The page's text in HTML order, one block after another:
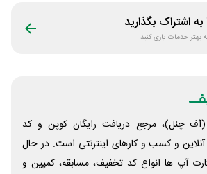
اشتراک بگذارید
بهتر خدمات یاری کنید
چنل)، مرجع دریافت رایگان کوپن و کد
و کسب و‌ کارهای اینترنتی است. در حال
آپ ها انواع کد تخفیف، مسابقه، کمپین و